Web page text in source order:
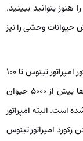
هنوز بتوانید ببینید.
حیوانات وحشی را نیز
اولین مسابقاتی که در این میدان برگزار شد، به دستور امپراتور تیتوس تا 100
روز و 100 شب به طول انجامید و در این روز و شب‌ها بیش از 5000 حیوان
است. البته امپراتور
رکورد امپراتور تیتوس